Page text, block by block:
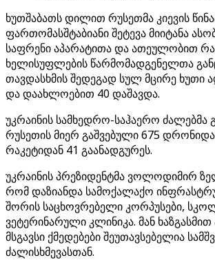
ხუთშაბათს დილით რუსეთმა კიევის
ფართომასშტაბიანი შეტევა მიიტანა
საფრენი აპარატითა და ათეულობით
ხელისუფლების წარმომადგენელთა
თავდასხმის შედეგად სულ მცირე ხუთი
და დაახლოებით 40 დაშავდა.
უკრაინის სამხედრო-საჰაერო ძალებმა
რუსეთის მიერ გაშვებული 675
რაკეტიდან 41 გაანადგურეს.
უკრაინის პრეზიდენტმა ვოლოდიმირ
რომ დაზიანდა სამოქალაქო
შორის საცხოვრებელი კორპუსები,
ვეტერინარული კლინიკა. მან
მსგავსი ქმედებები შეუთავსებელია
ძალისხმევასთან.